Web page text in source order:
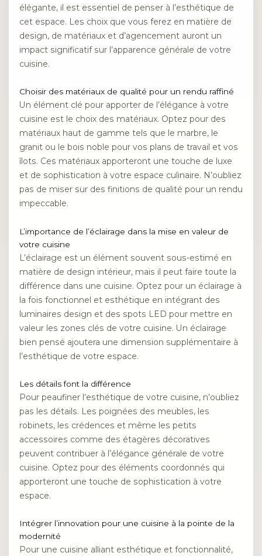
élégante, il est essentiel de penser à l’esthétique de
cet espace. Les choix que vous ferez en matière de
design, de matériaux et d’agencement auront un
impact significatif sur l’apparence générale de votre
cuisine.
Choisir des matériaux de qualité pour un rendu raffiné
Un élément clé pour apporter de l’élégance à votre
cuisine est le choix des matériaux. Optez pour des
matériaux haut de gamme tels que le marbre, le
granit ou le bois noble pour vos plans de travail et vos
îlots. Ces matériaux apporteront une touche de luxe
et de sophistication à votre espace culinaire. N’oubliez
pas de miser sur des finitions de qualité pour un rendu
impeccable.
L’importance de l’éclairage dans la mise en valeur de
votre cuisine
L’éclairage est un élément souvent sous-estimé en
matière de design intérieur, mais il peut faire toute la
différence dans une cuisine. Optez pour un éclairage à
la fois fonctionnel et esthétique en intégrant des
luminaires design et des spots LED pour mettre en
valeur les zones clés de votre cuisine. Un éclairage
bien pensé ajoutera une dimension supplémentaire à
l’esthétique de votre espace.
Les détails font la différence
Pour peaufiner l’esthétique de votre cuisine, n’oubliez
pas les détails. Les poignées des meubles, les
robinets, les crédences et même les petits
accessoires comme des étagères décoratives
peuvent contribuer à l’élégance générale de votre
cuisine. Optez pour des éléments coordonnés qui
apporteront une touche de sophistication à votre
espace.
Intégrer l’innovation pour une cuisine à la pointe de la
modernité
Pour une cuisine alliant esthétique et fonctionnalité,